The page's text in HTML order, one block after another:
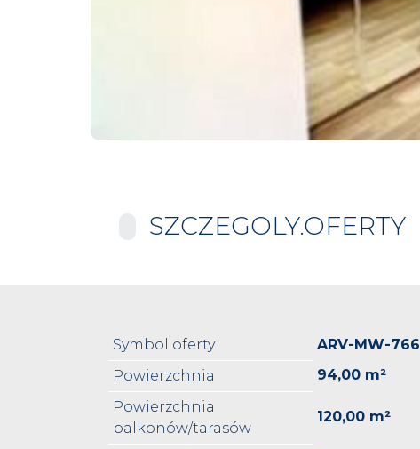
SZCZEGOLY.OFERTY
Symbol oferty
ARV-MW-766
Powierzchnia
94,00 m²
Powierzchnia
balkonów/tarasów
120,00 m²